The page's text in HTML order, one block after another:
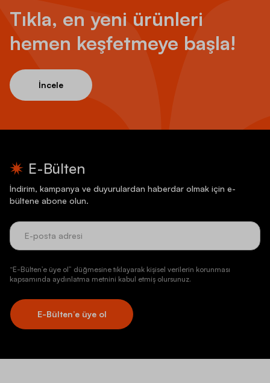
Tıkla, en yeni ürünleri
hemen keşfetmeye başla!
İncele
E-Bülten
İndirim, kampanya ve duyurulardan haberdar olmak için e-
bültene abone olun.
“E-Bülten’e üye ol” düğmesine tıklayarak kişisel verilerin korunması
kapsamında aydınlatma metnini kabul etmiş olursunuz.
E-Bülten’e üye ol